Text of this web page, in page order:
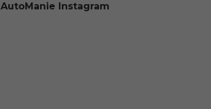
AutoManie Instagram